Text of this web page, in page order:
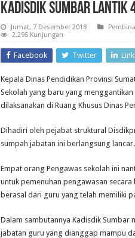
Kadisdik Sumbar Lantik
Jumat, 7 Desember 2018
2,295 Kunjungan
Facebook Twitter
Kepala Dinas Pendidikan Provinsi
Sekolah yang baru yang
dilaksanakan di Ruang Khusus Dinas
Dihadiri oleh pejabat struktural
sumpah jabatan ini berlangsung lancar.
Empat orang Pengawas sekolah ini
untuk pemenuhan pengawasan
berasal dari guru yang telah memiliki
Dalam sambutannya Kadisdik
jabatan guru yang dianggap mampu